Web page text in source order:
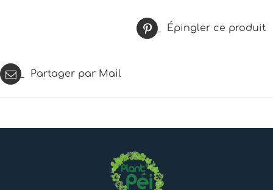
Épingler ce produit
Partager par Mail